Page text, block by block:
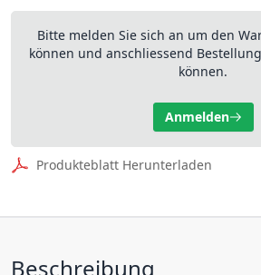
Bitte melden Sie sich an um den
können und anschliessend
können.
Anmelden
Produkteblatt Herunterladen
Beschreibung